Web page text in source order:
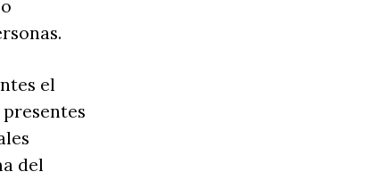
el
del